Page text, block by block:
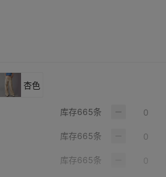
杏色
库存665条
库存665条
库存665条